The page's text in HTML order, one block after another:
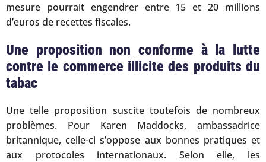
mesure pourrait engendrer entre 15 et 20 millions
d’euros de recettes fiscales.
Une proposition non conforme à la lutte
contre le commerce illicite des produits du
tabac
Une telle proposition suscite toutefois de nombreux
problèmes. Pour Karen Maddocks, ambassadrice
britannique, celle-ci s’oppose aux bonnes pratiques et
aux protocoles internationaux. Selon elle, les